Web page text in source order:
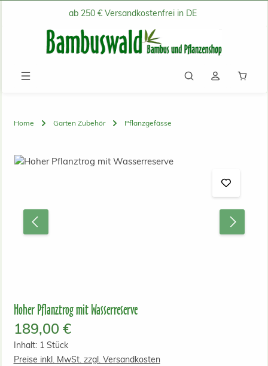
Zum Hauptinhalt springenab 250 € Versandkostenfrei in DE
Home Garten Zubehör Pflanzgefässe
Bildergalerie überspringen
Hoher Pflanztrog mit Wasserreserve
Regulärer Preis:
189,00 €
Inhalt: 1 Stück
Preise inkl. MwSt. zzgl. Versandkosten